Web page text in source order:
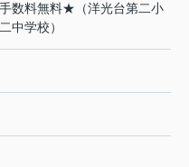
数料無料★（洋光台第二小
中学校）